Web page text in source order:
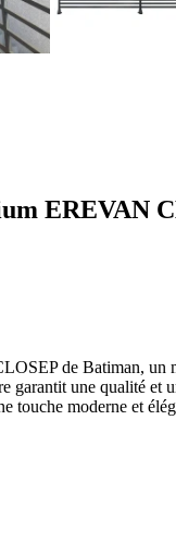
EREVAN
de Batiman, un
garantit une qualité
touche moderne et